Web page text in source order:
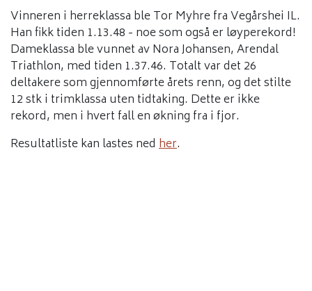
Vinneren i herreklassa ble Tor Myhre fra Vegårshei IL.
Han fikk tiden 1.13.48 - noe som også er løyperekord!
Dameklassa ble vunnet av Nora Johansen, Arendal
Triathlon, med tiden 1.37.46. Totalt var det 26
deltakere som gjennomførte årets renn, og det stilte
12 stk i trimklassa uten tidtaking. Dette er ikke
rekord, men i hvert fall en økning fra i fjor.
Resultatliste kan lastes ned her.